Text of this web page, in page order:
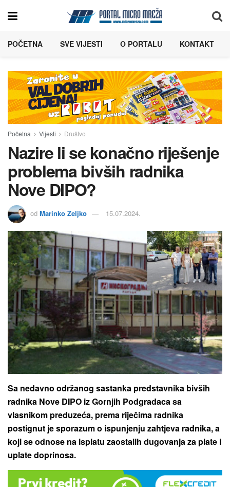
POČETNA SVE VIJESTI O PORTALU KONTAKT
Početna Vijesti Društvo
Nazire li se konačno riješenje
problema bivših radnika
Nove DIPO?
od Marinko Zeljko 15.07.2024.
Sa nedavno održanog sastanka predstavnika bivših
radnika Nove DIPO iz Gornjih Podgradaca sa
vlasnikom preduzeća, prema riječima radnika
postignut je sporazum o ispunjenju zahtjeva radnika, a
koji se odnose na isplatu zaostalih dugovanja za plate i
uplate doprinosa.